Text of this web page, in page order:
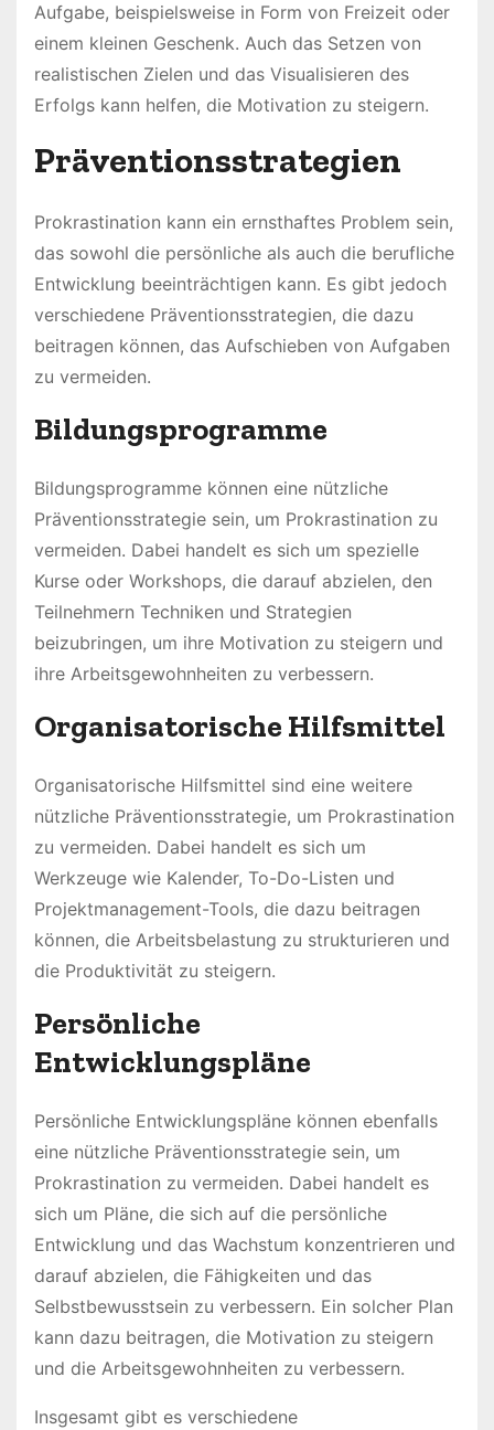
Aufgabe, beispielsweise in Form von Freizeit oder
einem kleinen Geschenk. Auch das Setzen von
realistischen Zielen und das Visualisieren des
Erfolgs kann helfen, die Motivation zu steigern.
Präventionsstrategien
Prokrastination kann ein ernsthaftes Problem sein,
das sowohl die persönliche als auch die berufliche
Entwicklung beeinträchtigen kann. Es gibt jedoch
verschiedene Präventionsstrategien, die dazu
beitragen können, das Aufschieben von Aufgaben
zu vermeiden.
Bildungsprogramme
Bildungsprogramme können eine nützliche
Präventionsstrategie sein, um Prokrastination zu
vermeiden. Dabei handelt es sich um spezielle
Kurse oder Workshops, die darauf abzielen, den
Teilnehmern Techniken und Strategien
beizubringen, um ihre Motivation zu steigern und
ihre Arbeitsgewohnheiten zu verbessern.
Organisatorische Hilfsmittel
Organisatorische Hilfsmittel sind eine weitere
nützliche Präventionsstrategie, um Prokrastination
zu vermeiden. Dabei handelt es sich um
Werkzeuge wie Kalender, To-Do-Listen und
Projektmanagement-Tools, die dazu beitragen
können, die Arbeitsbelastung zu strukturieren und
die Produktivität zu steigern.
Persönliche
Entwicklungspläne
Persönliche Entwicklungspläne können ebenfalls
eine nützliche Präventionsstrategie sein, um
Prokrastination zu vermeiden. Dabei handelt es
sich um Pläne, die sich auf die persönliche
Entwicklung und das Wachstum konzentrieren und
darauf abzielen, die Fähigkeiten und das
Selbstbewusstsein zu verbessern. Ein solcher Plan
kann dazu beitragen, die Motivation zu steigern
und die Arbeitsgewohnheiten zu verbessern.
Insgesamt gibt es verschiedene